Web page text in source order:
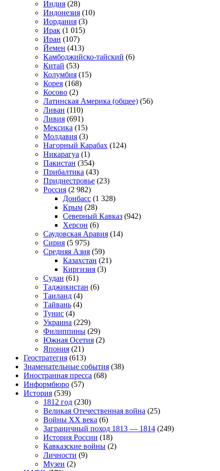
Индия (28)
Индонезия (10)
Иордания (3)
Ирак (1 015)
Иран (107)
Йемен (413)
Камбоджийско-тайский (6)
Китай (53)
Колумбия (15)
Корея (168)
Косово (2)
Латинская Америка (общее) (56)
Ливан (110)
Ливия (691)
Мексика (15)
Молдавия (3)
Нагорный Карабах (124)
Никарагуа (1)
Пакистан (354)
Прибалтика (43)
Приднестровье (23)
Россия (2 982)
Донбасс (1 328)
Крым (28)
Северный Кавказ (942)
Херсон (6)
Саудовская Аравия (14)
Сирия (5 975)
Средняя Азия (59)
Казахстан (21)
Киргизия (3)
Судан (61)
Таджикистан (6)
Таиланд (4)
Тайвань (4)
Тунис (4)
Украина (229)
Филиппины (29)
Южная Осетия (2)
Япония (21)
Геостратегия (613)
Знаменательные события (38)
Иностранная пресса (68)
Информбюро (57)
История (539)
1812 год (230)
Великая Отечественная война (25)
Войны XX века (6)
Заграничный поход 1813 — 1814 (249)
История России (18)
Кавказские войны (2)
Личности (9)
Музеи (2)